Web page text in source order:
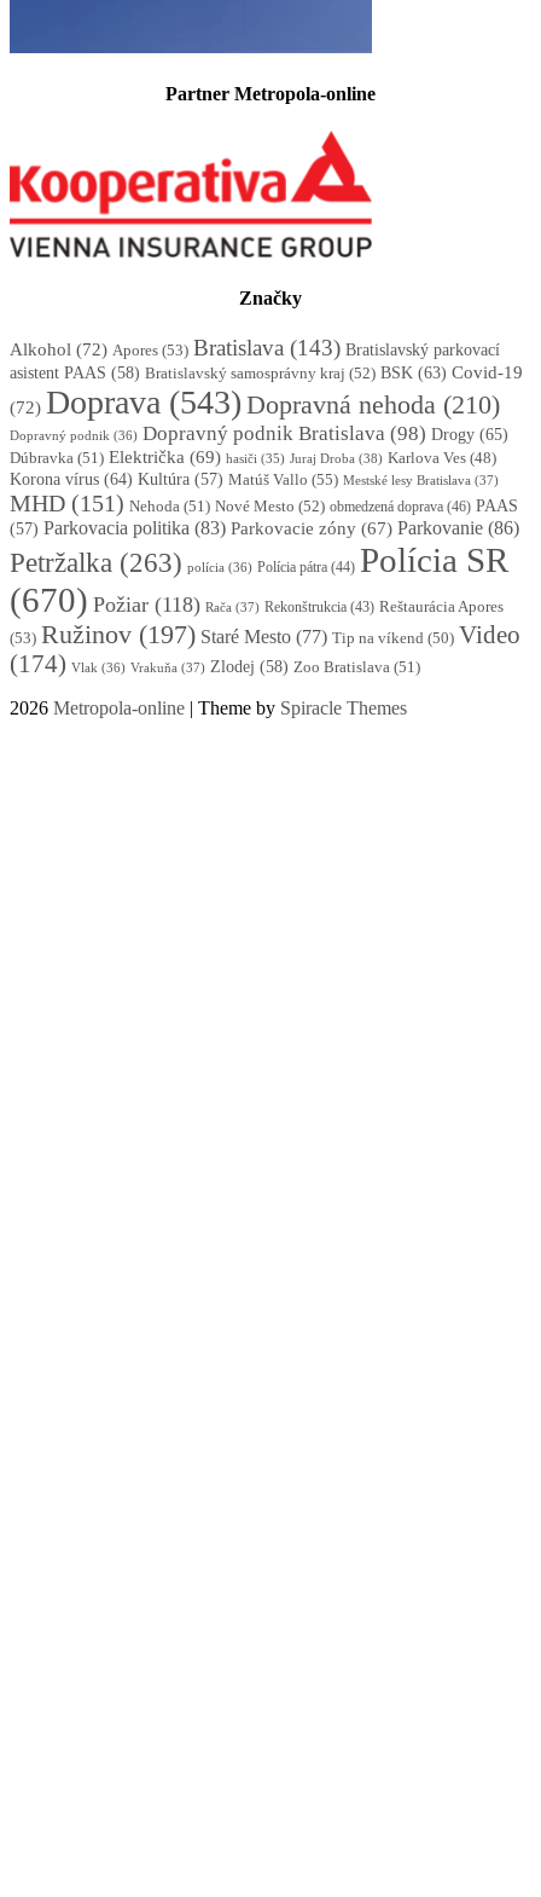
Partner Metropola-online
Značky
Alkohol (72) Apores (53) Bratislava (143) Bratislavský parkovací
asistent PAAS (58) Bratislavský samosprávny kraj (52) BSK (63) Covid-19
(72) Doprava (543) Dopravná nehoda (210)
Dopravný podnik (36) Dopravný podnik Bratislava (98) Drogy (65)
Dúbravka (51) Električka (69) hasiči (35) Juraj Droba (38) Karlova Ves (48)
Korona vírus (64) Kultúra (57) Matúš Vallo (55) Mestské lesy Bratislava (37)
MHD (151) Nehoda (51) Nové Mesto (52) obmedzená doprava (46) PAAS
(57) Parkovacia politika (83) Parkovacie zóny (67) Parkovanie (86)
Petržalka (263) polícia (36) Polícia pátra (44) Polícia SR
(670) Požiar (118) Rača (37) Rekonštrukcia (43) Reštaurácia Apores
(53) Ružinov (197) Staré Mesto (77) Tip na víkend (50) Video
(174) Vlak (36) Vrakuňa (37) Zlodej (58) Zoo Bratislava (51)
2026 Metropola-online | Theme by Spiracle Themes